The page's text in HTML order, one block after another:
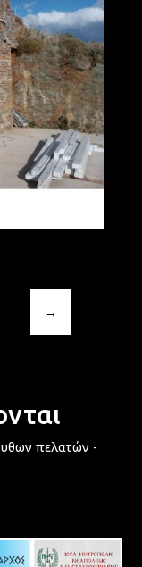
→
πελατών -